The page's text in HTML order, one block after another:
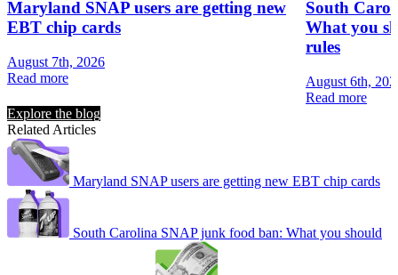
Maryland SNAP users are getting new
EBT chip cards
August 7th, 2026
Read more
South
What you
rules
August 6th,
Read more
Explore the blog
Related Articles
Maryland SNAP users are getting new EBT chip cards
South Carolina SNAP junk food ban: What you should